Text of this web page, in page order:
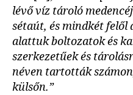
lévő víz tároló
sétaút, és mindkét felől
alattuk boltozatok és
szerkezetűek és
néven tartották
külsőn.”